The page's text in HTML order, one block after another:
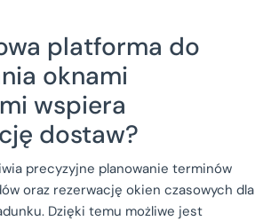
platforma do
oknami
wspiera
dostaw?
precyzyjne planowanie terminów
oraz rezerwację okien czasowych dla
Dzięki temu możliwe jest